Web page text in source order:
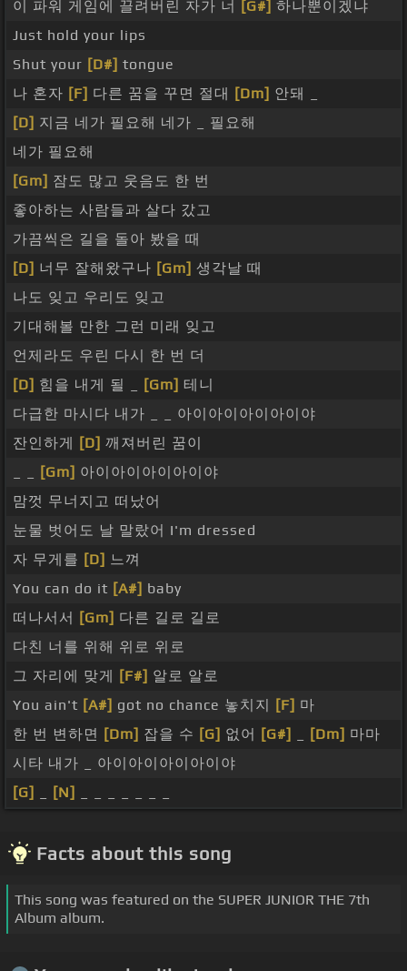
이 파워 게임에 끌려버린 자가 너 [G#] 하나뿐이겠냐
Just hold your lips
Shut your [D#] tongue
나 혼자 [F] 다른 꿈을 꾸면 절대 [Dm] 안돼 _
[D] 지금 네가 필요해 네가 _ 필요해
네가 필요해
[Gm] 잠도 많고 웃음도 한 번
좋아하는 사람들과 살다 갔고
가끔씩은 길을 돌아 봤을 때
[D] 너무 잘해왔구나 [Gm] 생각날 때
나도 잊고 우리도 잊고
기대해볼 만한 그런 미래 잊고
언제라도 우린 다시 한 번 더
[D] 힘을 내게 될 _ [Gm] 테니
다급한 마시다 내가 _ _ 아이아이아이아이야
잔인하게
[D] 깨져버린 꿈이
[Gm] 아이아이아이아이야
맘껏 무너지고 떠났어
눈물 벗어도 날 말랐어 I'm dressed
자 무게를 [D] 느껴
You can do it [A#] baby
떠나서서
[Gm] 다른 길로 길로
다친 너를 위해 위로 위로
그 자리에 맞게
[F#] 알로 알로
You ain't [A#] got no chance 놓치지 [F] 마
한 번 변하면 [Dm] 잡을 수 [G] 없어 [G#] [Dm] 마마
시타 내가 _ 아이아이아이아이야
[G]
[N]
Facts about this song
This song was featured on the SUPER JUNIOR THE 7th
Album album.